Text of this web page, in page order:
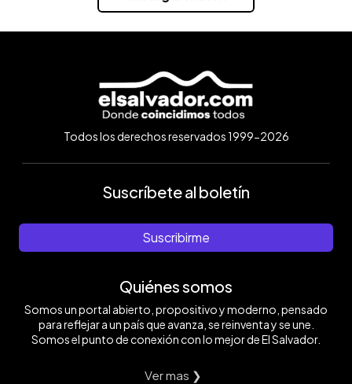
Todos los derechos reservados 1999-2026
Suscríbete al boletín
Suscribirme
Quiénes somos
Somos un portal abierto, propositivo y moderno, pensado
para reflejar a un país que avanza, se reinventa y se une.
Somos el punto de conexión con lo mejor de El Salvador.
Ver mas ❯